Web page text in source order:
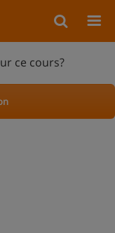
ce cours?